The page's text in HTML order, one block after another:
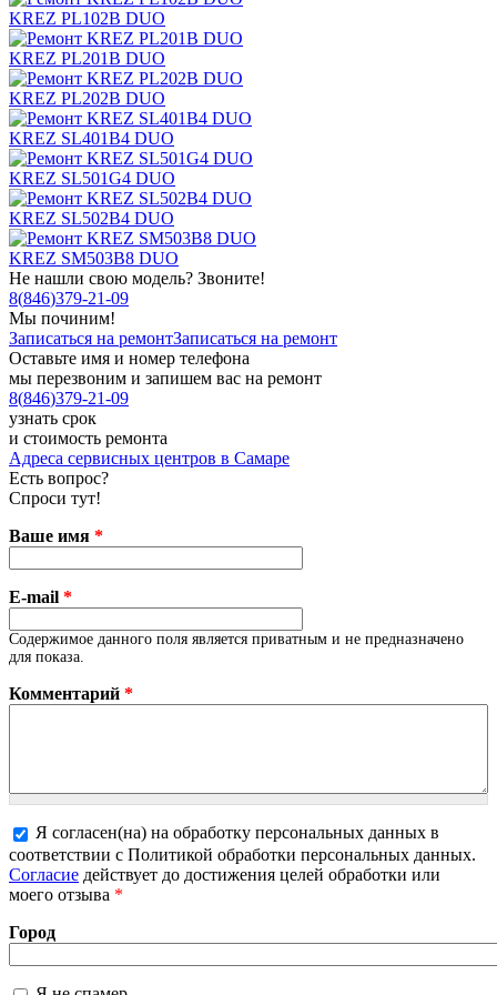
KREZ PL102B DUO
KREZ PL201B DUO
KREZ PL202B DUO
KREZ SL401B4 DUO
KREZ SL501G4 DUO
KREZ SL502B4 DUO
KREZ SM503B8 DUO
Не нашли свою модель? Звоните!
8(846)379-21-09
Мы починим!
Записаться на ремонтЗаписаться на ремонт
Оставьте имя и номер телефона
мы перезвоним и запишем вас на ремонт
8(846)379-21-09
узнать срок
и стоимость ремонта
Адреса сервисных центров в Самаре
Есть вопрос?
Спроси тут!
Ваше имя *
E-mail *
Содержимое данного поля является приватным и не предназначено
для показа.
Комментарий *
Более подробная информация о текстовых форматах
Я согласен(на) на обработку персональных данных в
соответствии с Политикой обработки персональных данных.
Согласие действует до достижения целей обработки или
моего отзыва *
Город